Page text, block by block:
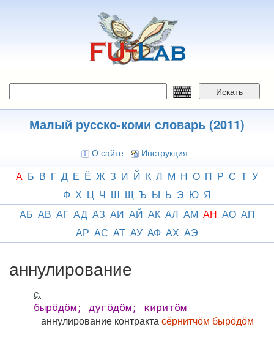
Искать
Малый русско-коми словарь (2011)
О сайте Инструкция
А Б В Г Д Е Ё Ж З И Й К Л М Н О П Р С Т У
Ф Х Ц Ч Ш Щ Ъ Ы Ь Э Ю Я
АБ АВ АГ АД АЗ АИ АЙ АК АЛ АМ АН АО АП
АР АС АТ АУ АФ АХ АЭ
аннулирование
с.
бырӧдӧм; дугӧдӧм; киритӧм
аннулирование контрактасёрнитчӧм бырӧдӧм